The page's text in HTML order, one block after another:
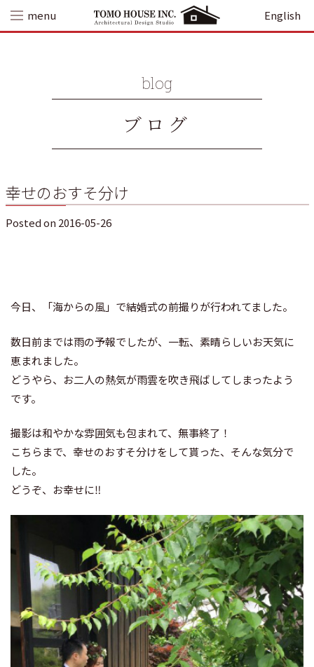
content
menu English
blog
ブログ
幸せのおすそ分け
Posted on 2016-05-26
今日、「海からの風」で結婚式の前撮りが行われてました。
数日前までは雨の予報でしたが、一転、素晴らしいお天気に
恵まれました。
どうやら、お二人の熱気が雨雲を吹き飛ばしてしまったよう
です。
撮影は和やかな雰囲気も包まれて、無事終了！
こちらまで、幸せのおすそ分けをして貰った、そんな気分で
した。
どうぞ、お幸せに‼